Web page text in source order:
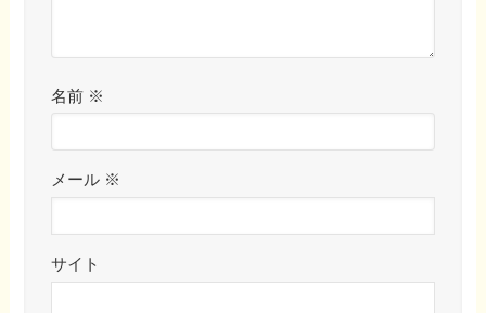
名前 ※
メール ※
サイト